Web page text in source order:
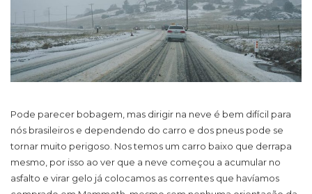
Pode parecer bobagem, mas dirigir na neve é bem difícil para
nós brasileiros e dependendo do carro e dos pneus pode se
tornar muito perigoso. Nos temos um carro baixo que derrapa
mesmo, por isso ao ver que a neve começou a acumular no
asfalto e virar gelo já colocamos as correntes que havíamos